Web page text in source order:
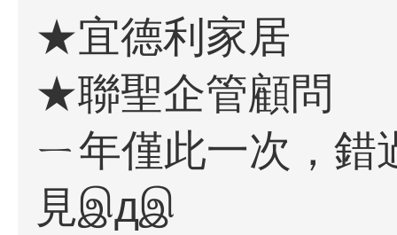
★宜德利家居
★聯聖企管顧問
ㄧ年僅此一次，錯
見இдஇ